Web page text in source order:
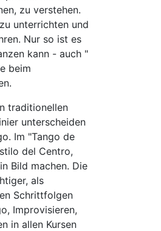
zu verstehen.
unterrichten und
Nur so ist es
kann - auch "
beim
traditionellen
unterscheiden
Im "Tango de
del Centro,
Bild machen. Die
als
Schrittfolgen
Improvisieren,
in allen Kursen